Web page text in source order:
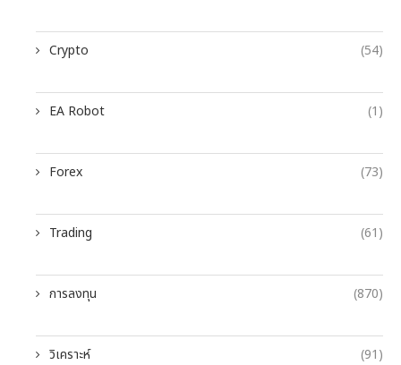
Crypto (54)
EA Robot (1)
Forex (73)
Trading (61)
การลงทุน (870)
วิเคราะห์ (91)